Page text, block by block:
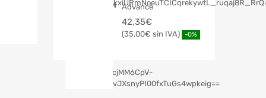
Advance
42,35€
35,00€ -0%